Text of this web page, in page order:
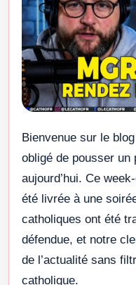
Bienvenue sur le
obligé de pousser un
aujourd’hui. Ce
été livrée à une
catholiques ont été
défendue, et notre
de l’actualité sans
catholique.